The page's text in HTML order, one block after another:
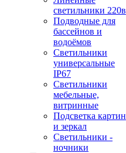
светильники 220в
Подводные для
бассейнов и
водоёмов
Светильники
универсальные
IP67
Светильники
мебельные,
витринные
Подсветка картин
и зеркал
Светильники -
ночники